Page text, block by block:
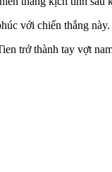
với chiến thắng
trở thành tay vợt